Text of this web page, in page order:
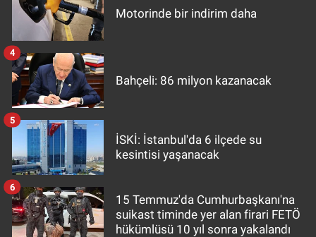
Motorinde bir indirim daha
Bahçeli: 86 milyon kazanacak
4
İSKİ: İstanbul'da 6 ilçede su
kesintisi yaşanacak
5
15 Temmuz'da Cumhurbaşkanı'na
suikast timinde yer alan firari FETÖ
hükümlüsü 10 yıl sonra yakalandı
6